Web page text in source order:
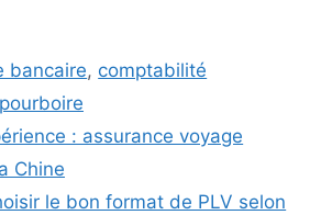
bancaire, comptabilité
pourboire
: assurance voyage
Chine
le bon format de PLV selon